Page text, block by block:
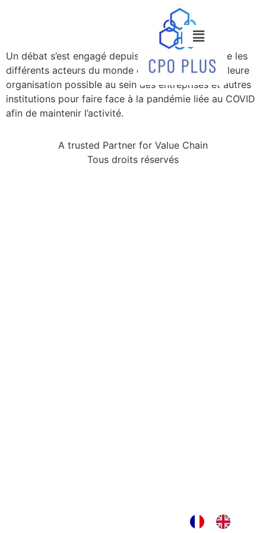
Un débat s’est engagé depuis plusieurs mois entre les
différents acteurs du monde du travail sur la meilleure
organisation possible au sein des entreprises et autres
institutions pour faire face à la pandémie liée au COVID
afin de maintenir l’activité.
A trusted Partner for Value Chain
Tous droits réservés